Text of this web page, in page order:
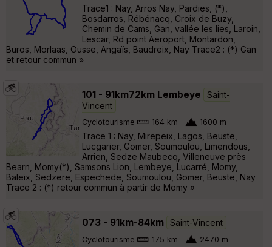
Trace1 : Nay, Arros Nay, Pardies, (*),
Bosdarros, Rébénacq, Croix de Buzy,
Chemin de Cams, Gan, vallée les lies, Laroin,
Lescar, Rd point Aeroport, Montardon,
Buros, Morlaas, Ousse, Angaïs, Baudreix, Nay Trace2 : (*) Gan
et retour commun »
101 - 91km72km Lembeye
Saint-
Vincent
Cyclotourisme 164 km 1600 m
Trace 1 : Nay, Mirepeix, Lagos, Beuste,
Lucgarier, Gomer, Soumoulou, Limendous,
Arrien, Sedze Maubecq, Villeneuve près
Bearn, Momy(*), Samsons Lion, Lembeye, Lucarré, Momy,
Baleix, Sedzere, Espechede, Soumoulou, Gomer, Beuste, Nay
Trace 2 : (*) retour commun à partir de Momy »
073 - 91km-84km Saint-Vincent
Cyclotourisme 175 km 2470 m